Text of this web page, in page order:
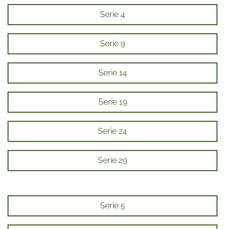
Serie 4
Serie 9
Serie 14
Serie 19
Serie 24
Serie 29
Serie 5